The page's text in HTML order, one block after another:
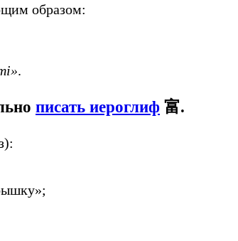
образом:
.
писать иероглиф 富.